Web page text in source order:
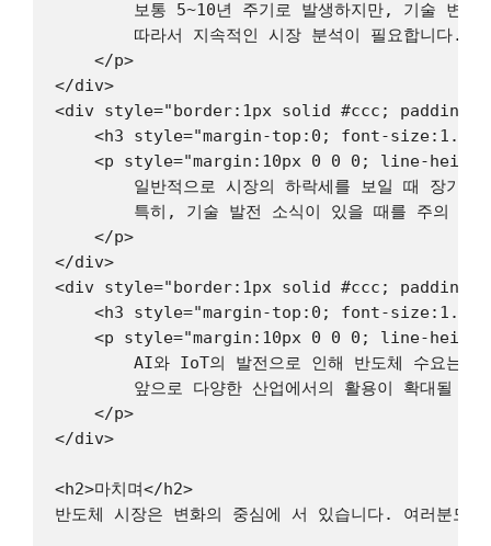
보통 5~10년 주기로 발생하지만, 기술 변화
        따라서 지속적인 시장 분석이 필요합니다.
    </p>
</div>
<div style="border:1px solid #ccc;
<h3 style="margin-top:0; font-
<p style="margin:10px 0 0 0; line-
일반적으로 시장의 하락세를 보일 때 장기적
특히, 기술 발전 소식이 있을 때를 주의 깊
    </p>
</div>
<div style="border:1px solid #ccc;
<h3 style="margin-top:0; font-
<p style="margin:10px 0 0 0; line-
AI와 IoT의 발전으로 인해 반도체 수요는 계
앞으로 다양한 산업에서의 활용이 확대될 것
    </p>
</div>
<h2>마치며</h2>
반도체 시장은 변화의 중심에 서 있습니다. 여러분도